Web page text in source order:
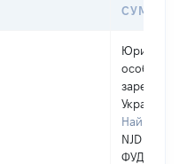
Юридична
особа,
Україні
NJD
ФУД"